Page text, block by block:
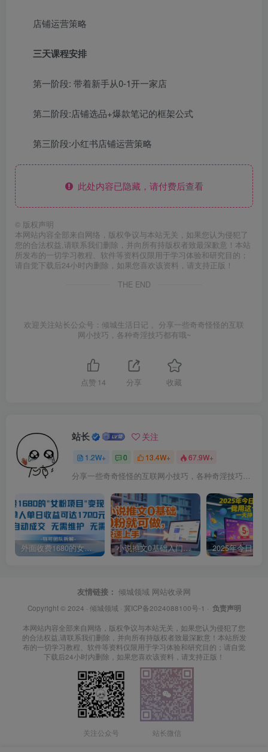
店铺运营策略
三天课程安排
第一阶段: 带着新手从0-1开一家店
第二阶段:店铺选品+爆款笔记的框架公式
第三阶段:小红书店铺运营策略
此处内容已隐藏，请付费后查看
© 版权声明
本网站内容全部来自网络，版权争议与本站无关，如果您认为侵犯了
您的合法权益,请联系我们删除，并向所有持版权者致最深歉意！本站
所发布的一切学习教程、软件等资料仅限用于学习体验和研究目的；
请自觉下载后24小时内删除，如果您喜欢该资料，请支持正版！
THE END
欢迎关注站长公众号：倾城生活日记 。分享一些奇奇怪怪的互联
网小技巧，各种奇淫技巧都有哦~
点赞 14 分享 收藏
站长 关注
1.2W+ 0 13.4W+ 67.9W+
外面收费1680的女粉项目变现，单人单日收益可达1.7k，全自动成交无需维护 小说推文0基础入门教程，0粉就可做，快速上手
友情链接： 倾城领域 网站收录网
Copyright © 2024 · 倾城领域 · 冀ICP备2024088100号-1 · 负责声明
本网站内容全部来自网络，版权争议与本站无关，如果您认为侵犯了您
的合法权益,请联系我们删除，并向所有持版权者致最深歉意！本站所发
布的一切学习教程、软件等资料仅限用于学习体验和研究目的；请自觉
下载后24小时内删除，如果您喜欢该资料，请支持正版！
关注公众号 站长微信